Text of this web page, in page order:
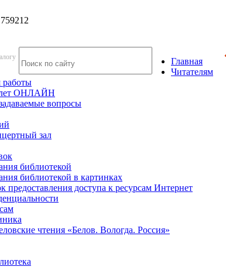
759212
Главная
Читателям
ОНЛАЙН
вопросы
зал
библиотекой
библиотекой в картинках
предоставления доступа к ресурсам Интернет
чтения «Белов. Вологда. Россия»